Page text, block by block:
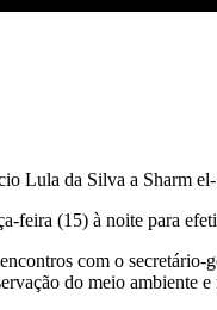
Lula da Silva a Sharm
feira (15) à noite para
com o
do meio ambiente